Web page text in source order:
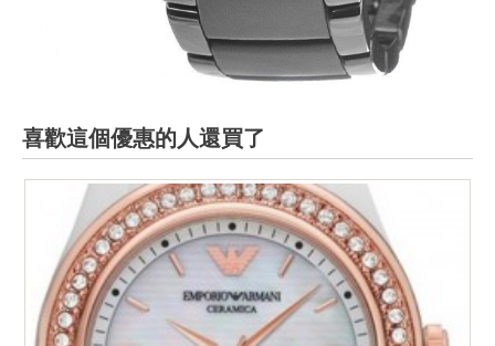
喜歡這個優惠的人還買了